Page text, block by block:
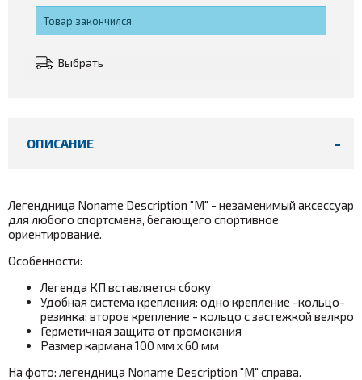
Товар закончился
Выбрать
ОПИСАНИЕ
Легендница Noname Description "M" - незаменимый аксессуар
для любого спортсмена, бегающего спортивное
ориентирование.
Особенности:
Легенда КП вставляется сбоку
Удобная система крепления: одно крепление -кольцо-
резинка; второе крепление - кольцо с застежкой велкро
Герметичная защита от промокания
Размер кармана 100 мм х 60 мм
На фото: легендница Noname Description "M" справа.